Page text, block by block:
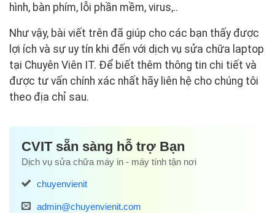
hình, bàn phím, lỗi phần mềm, virus,..
Như vậy, bài viết trên đã giúp cho các bạn thấy được
lợi ích và sự uy tín khi đến với dịch vụ sửa chữa laptop
tại Chuyên Viên IT. Để biết thêm thông tin chi tiết và
được tư vấn chính xác nhất hãy liên hệ cho chúng tôi
theo địa chỉ sau.
CVIT sẵn sàng hỗ trợ Bạn
Dịch vụ sửa chữa máy in - máy tính tận nơi
chuyenvienit
admin@chuyenvienit.com